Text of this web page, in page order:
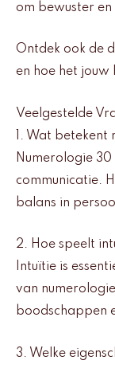
om bewuster
Ontdek ook de
en hoe het jouw
Veelgestelde
1. Wat
Numerologie
communicatie.
balans in
2. Hoe speelt
Intuïtie is
van
boodschappen
3. Welke